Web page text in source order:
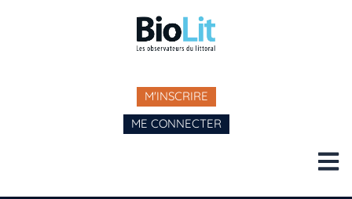
M'INSCRIRE
ME CONNECTER